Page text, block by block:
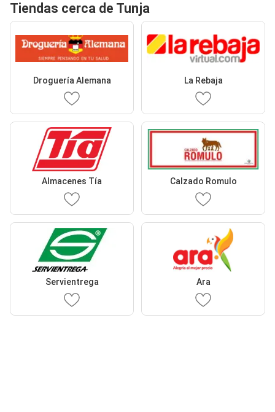
Tiendas cerca de Tunja
Droguería Alemana La Rebaja
Almacenes Tía Calzado Romulo
Servientrega Ara